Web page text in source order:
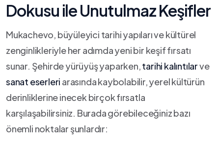
Dokusu ile Unutulmaz Keşifler
Mukachevo, büyüleyici tarihi yapıları ve kültürel
zenginlikleriyle her adımda yeni bir keşif fırsatı
sunar. Şehirde yürüyüş yaparken,tarihi kalıntılarve
sanat eserleri arasında kaybolabilir, yerel kültürün
derinliklerine inecek birçok⁢ fırsatla
karşılaşabilirsiniz. Burada görebileceğiniz bazı
önemli noktalar şunlardır: